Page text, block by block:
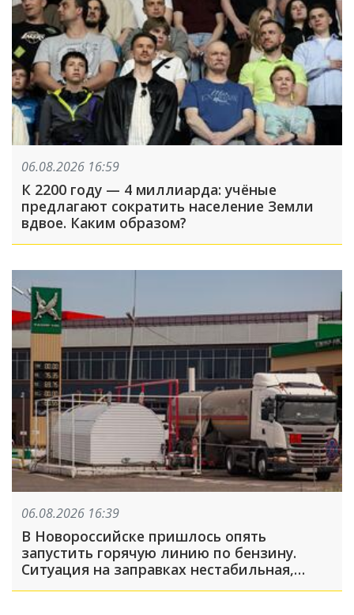
06.08.2026 16:59
К 2200 году — 4 миллиарда: учёные
предлагают сократить население Земли
вдвое. Каким образом?
06.08.2026 16:39
В Новороссийске пришлось опять
запустить горячую линию по бензину.
Ситуация на заправках нестабильная,
много жалоб